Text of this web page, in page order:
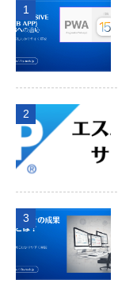
1
2
3